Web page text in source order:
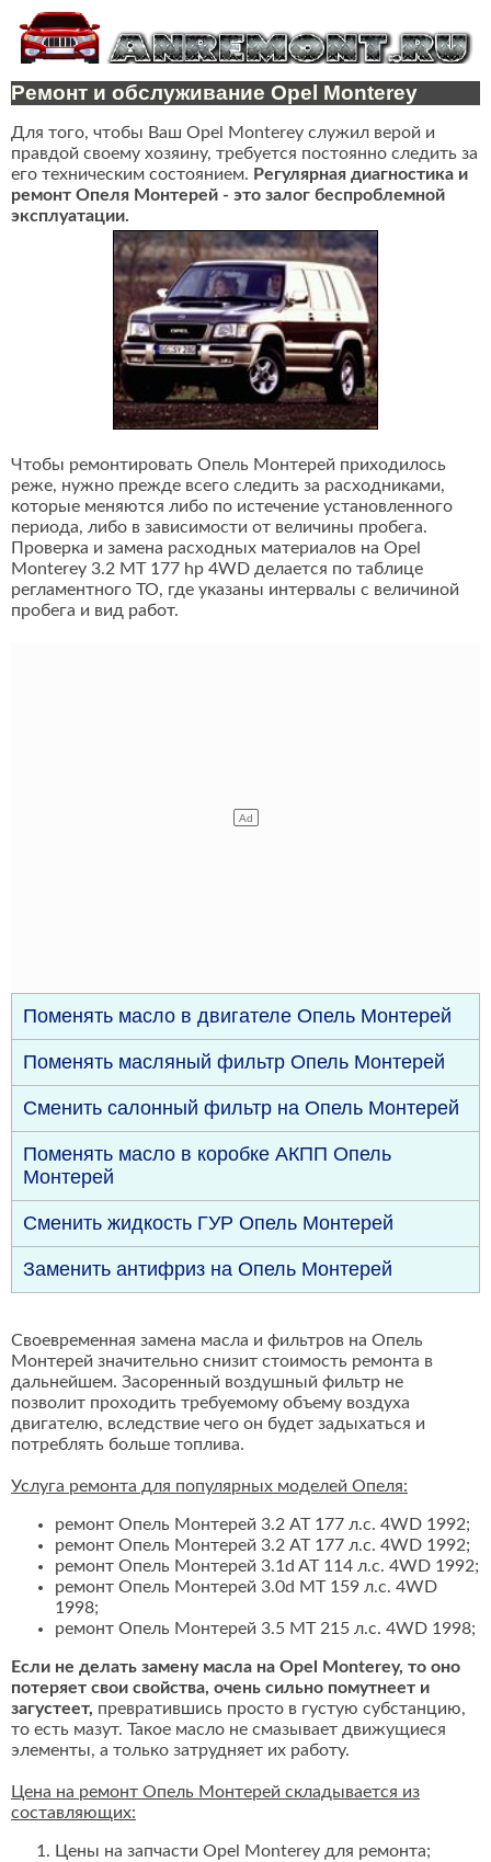
Ремонт и обслуживание Opel Monterey
Для того, чтобы Ваш Opel Monterey служил верой и
правдой своему хозяину, требуется постоянно следить за
его техническим состоянием. Регулярная диагностика и
ремонт Опеля Монтерей - это залог беспроблемной
эксплуатации.
Чтобы ремонтировать Опель Монтерей приходилось
реже, нужно прежде всего следить за расходниками,
которые меняются либо по истечение установленного
периода, либо в зависимости от величины пробега.
Проверка и замена расходных материалов на Opel
Monterey 3.2 MT 177 hp 4WD делается по таблице
регламентного ТО, где указаны интервалы с величиной
пробега и вид работ.
Поменять масло в двигателе Опель Монтерей
Поменять масляный фильтр Опель Монтерей
Сменить салонный фильтр на Опель Монтерей
Поменять масло в коробке АКПП Опель
Монтерей
Сменить жидкость ГУР Опель Монтерей
Заменить антифриз на Опель Монтерей
Своевременная замена масла и фильтров на Опель
Монтерей значительно снизит стоимость ремонта в
дальнейшем. Засоренный воздушный фильтр не
позволит проходить требуемому объему воздуха
двигателю, вследствие чего он будет задыхаться и
потреблять больше топлива.
Услуга ремонта для популярных моделей Опеля:
ремонт Опель Монтерей 3.2 AT 177 л.с. 4WD 1992;
ремонт Опель Монтерей 3.2 AT 177 л.с. 4WD 1992;
ремонт Опель Монтерей 3.1d AT 114 л.с. 4WD 1992;
ремонт Опель Монтерей 3.0d MT 159 л.с. 4WD
1998;
ремонт Опель Монтерей 3.5 MT 215 л.с. 4WD 1998;
Если не делать замену масла на Opel Monterey, то оно
потеряет свои свойства, очень сильно помутнеет и
загустеет, превратившись просто в густую субстанцию,
то есть мазут. Такое масло не смазывает движущиеся
элементы, а только затрудняет их работу.
Цена на ремонт Опель Монтерей складывается из
составляющих:
Цены на запчасти Opel Monterey для ремонта;